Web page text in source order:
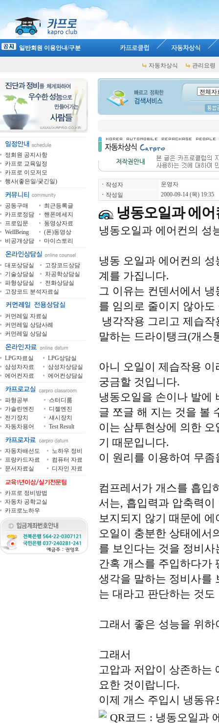
일반회원 이용안내/구분
자동차상식 관리요령
정회원 공지사항
카프로 교육일정
카프로 이모저모
행사(좋은일/궂긴일)
공동구매
최근등록글
카프로정담
핸폰메세지
프로입문
동영상자료
WellBeing
(폰)동영상
비공개상담
마이스토리
대포상담실
고장코드상담
기술상담실
차공학상담실
파형상담실
전화상담실
고장코드 분석자료실
커먼레일 자료실
커먼레일 상담사례
커먼레일 상담실
LPG자료실
LPG상담실
삼성차자료
삼성차상담실
에어컨자료
에어컨상담실
파형공부
스터디룸
가솔린엔진
디젤엔진
전기장치
섀시장치
자동차용어
Test Result
자동차배선도
노하우 정비
프랑카드자료
컴퓨터 자료
문서자료실
디자인 자료
카프로 정비방법
자동차 공학교실
카프로노하우
ㆍ 작성자
운영자
ㆍ 작성일 2000-09-14 (목) 19:35
냉동오일과 에
냉동오일과 에어컨의 성
냉동 오일과 에어컨의
계를 가집니다.
그 이유는 컨덴서에서
를 임의로 줄이지 않아
냉각작용 그리고 제습
말하는 드라이탱크(개스
아니 오일이 제습작용 이
궁금할 것입니다.
냉동오일을 손이나 발에
글 쪼글 해 지는 것을 볼
이는 삼투현상에 의한
기 때문입니다.
이 원리를 이용하여 무
컴프레서가 개스를 흡입
서는, 흡입력과 압축력
보지되지 않기 때문에
오일이 충분한 상태에서
를 보인다는 것을 정비사
간혹 개스를 주입하다가
생각을 말하는 정비사를
는 대라고 판단하는 것
그래서 좋은 성능을 위
그래서
고압과 저압이 상존하는
요한 것이랍니다.
이제 개스 주입시 냉동